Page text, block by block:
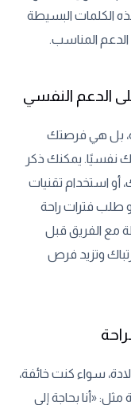
الكلمات البسيطة
المناسب.
الدعم النفسي
بل هي فرصتك
نفسيًا. يمكنك ذكر
أو استخدام تقنيات
طلب فترات راحة
مع الفريق قبل
وتزيد فرص
سواء كنت خائفة،
«أنا بحاجة إلى